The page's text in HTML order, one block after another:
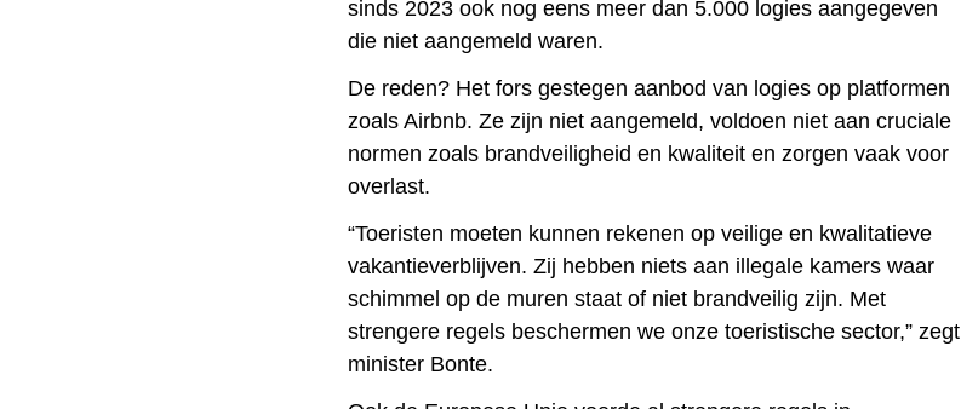
sinds 2023 ook nog eens meer dan 5.000 logies aangegeven
die niet aangemeld waren.
De reden? Het fors gestegen aanbod van logies op platformen
zoals Airbnb. Ze zijn niet aangemeld, voldoen niet aan cruciale
normen zoals brandveiligheid en kwaliteit en zorgenvaak voor
overlast.
“Toeristen moeten kunnen rekenen op veilige en kwalitatieve
vakantieverblijven. Zij hebben niets aan illegale kamers waar
schimmel op de muren staat of niet brandveilig zijn. Met
strengere regels beschermen we onze toeristische sector,” zegt
minister Bonte.